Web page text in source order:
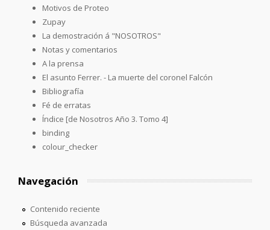
Motivos de Proteo
Zupay
La demostración á "NOSOTROS"
Notas y comentarios
A la prensa
El asunto Ferrer. - La muerte del coronel Falcón
Bibliografía
Fé de erratas
Índice [de Nosotros Año 3. Tomo 4]
binding
colour_checker
Navegación
Contenido reciente
Búsqueda avanzada